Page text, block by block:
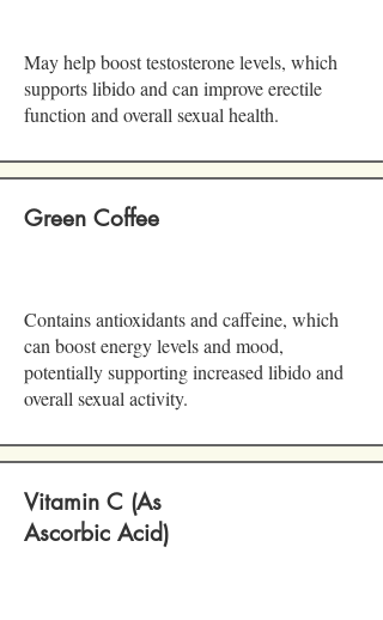
May help boost testosterone levels, which
supports libido and can improve erectile
function and overall sexual health.
Green Coffee
​Contains antioxidants and caffeine, which
can boost energy levels and mood,
potentially supporting increased libido and
overall sexual activity.
Vitamin C (As
Ascorbic Acid)